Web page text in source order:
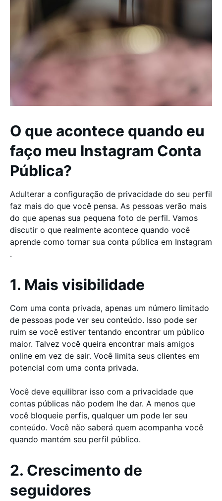
O que acontece quando eu
faço meu Instagram Conta
Pública?
Adulterar a configuração de privacidade do seu perfil
faz mais do que você pensa. As pessoas verão mais
do que apenas sua pequena foto de perfil. Vamos
discutir o que realmente acontece quando você
aprende como tornar sua conta pública em Instagram
.
1. Mais visibilidade
Com uma conta privada, apenas um número limitado
de pessoas pode ver seu conteúdo. Isso pode ser
ruim se você estiver tentando encontrar um público
maior. Talvez você queira encontrar mais amigos
online em vez de sair. Você limita seus clientes em
potencial com uma conta privada.
Você deve equilibrar isso com a privacidade que
contas públicas não podem lhe dar. A menos que
você bloqueie perfis, qualquer um pode ler seu
conteúdo. Você não saberá quem acompanha você
quando mantém seu perfil público.
2. Crescimento de
seguidores